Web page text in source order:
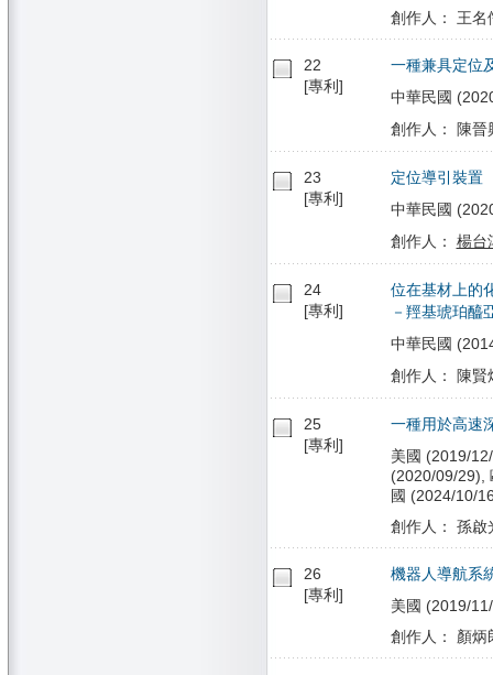
創作人： 王名
22
[專利]
一種兼具定位
中華民國
創作人： 陳
23
[專利]
定位導引裝置
中華民國
創作人： 楊台
24
[專利]
位在基材上的
－羥基琥珀醯
中華民國
創作人： 陳
25
[專利]
一種用於高速
美國 (2019/
(2020/09/29),
國 (2024/10/
創作人： 孫啟
26
[專利]
機器人導航系
美國 (2019/
創作人： 顏炳